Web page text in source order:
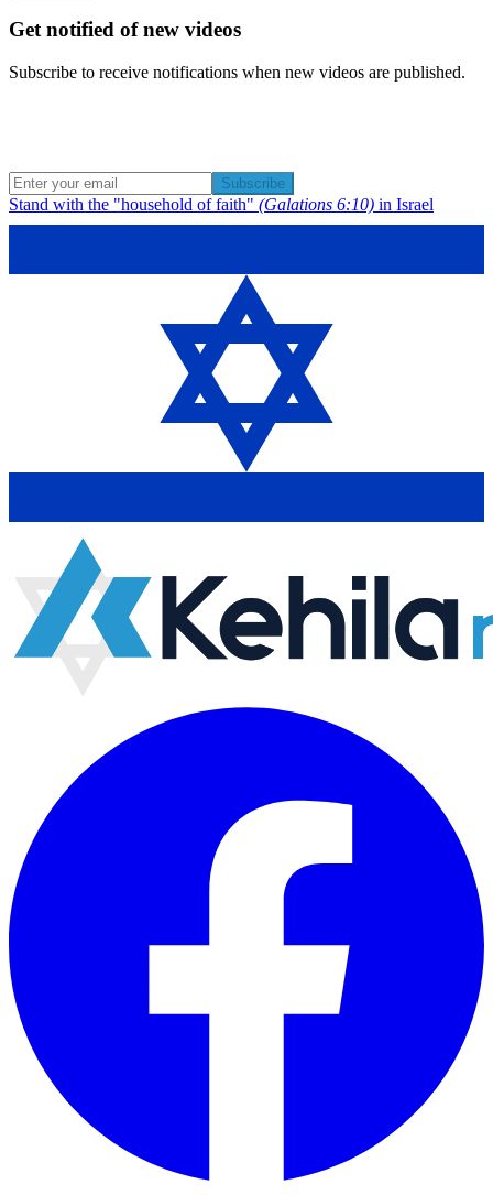
Get notified of new videos
Subscribe to receive notifications when new videos are published.
Subscribe
Stand with the "household of faith" (Galations 6:10) in Israel